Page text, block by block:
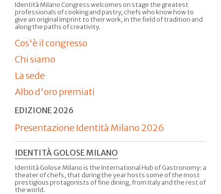
Identità Milano Congress welcomes on stage the greatest
professionals of cooking and pastry, chefs who know how to
give an original imprint to their work, in the field of tradition and
along the paths of creativity.
Cos'è il congresso
Chi siamo
La sede
Albo d'oro premiati
EDIZIONE 2026
Presentazione Identità Milano 2026
IDENTITÀ GOLOSE MILANO
Identità Golose Milano is the International Hub of Gastronomy: a
theater of chefs, that during the year hosts some of the most
prestigious protagonists of fine dining, from Italy and the rest of
the world.